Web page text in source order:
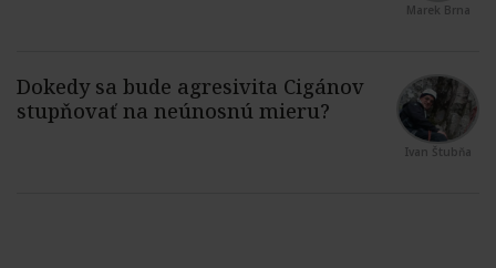
Marek Brna
Ivan Štubňa